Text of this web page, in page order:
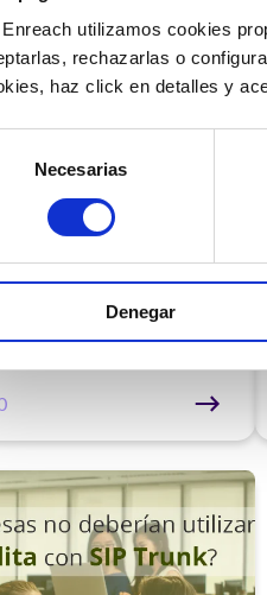
Enreach utilizamos cookies
rechazarlas o
haz click en detalles y
Necesarias
Denegar
0 min
llamadas